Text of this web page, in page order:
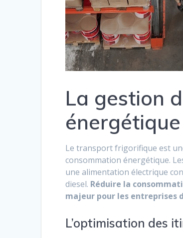
La gestion
énergétique
Le transport frigorifique est
consommation énergétique.
une alimentation électrique
diesel. Réduire la
majeur pour les entreprises
L’optimisation des